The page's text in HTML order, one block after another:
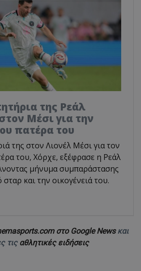
της Ρεάλ
Μέσι για την
πατέρα του
της στον Λιονέλ Μέσι για τον
του, Χόρχε, εξέφρασε η Ρεάλ
μήνυμα συμπαράστασης
και την οικογένειά του.
στο Google Newsκαι
τις αθλητικές ειδήσεις